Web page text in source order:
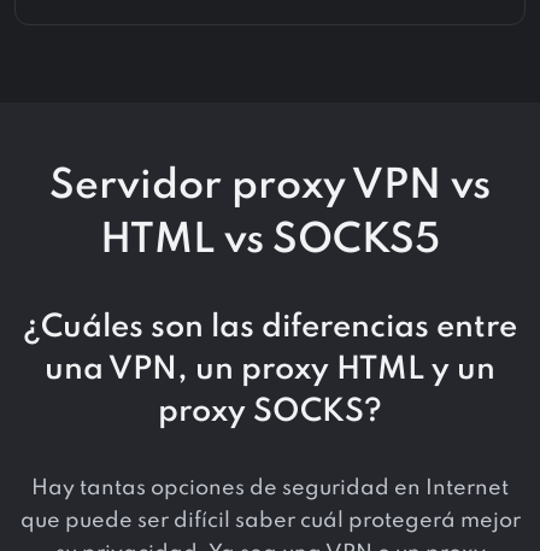
Servidor proxy VPN vs
HTML vs SOCKS5
¿Cuáles son las diferencias entre
una VPN, un proxy HTML y un
proxy SOCKS?
Hay tantas opciones de seguridad en Internet
que puede ser difícil saber cuál protegerá mejor